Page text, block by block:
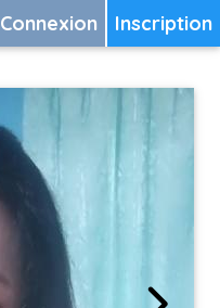
Inscription
Connexion